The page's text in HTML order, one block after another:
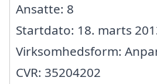
Ansatte: 8
Startdato: 18. marts
Virksomhedsform:
CVR: 35204202